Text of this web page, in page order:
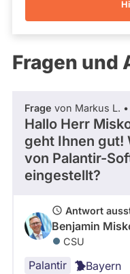
und
Mandaten
nicht
Fragen und
Frage von Markus L.
Hallo Herr
geht Ihnen gut!
von Palantir-
eingestellt?
Antwort
Benjamin
CSU
Palantir Bayern